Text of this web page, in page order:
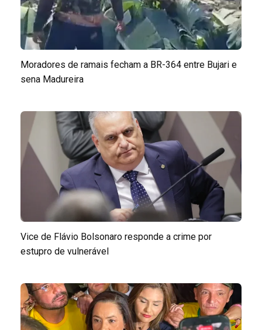
Moradores de ramais fecham a BR-364 entre Bujari e
sena Madureira
Vice de Flávio Bolsonaro responde a crime por
estupro de vulnerável